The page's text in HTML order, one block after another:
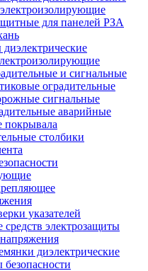
для панелей РЗА
и сигнальные
оградительные
сигнальные
аварийные
покрывала
столбики
указателей
электрозащиты
диэлектрические